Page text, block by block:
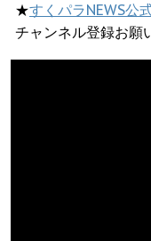
★すくパラNEWS公
チャンネル登録お願